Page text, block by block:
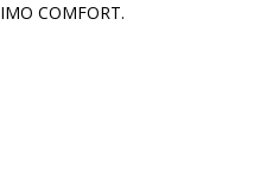
COMFORT.